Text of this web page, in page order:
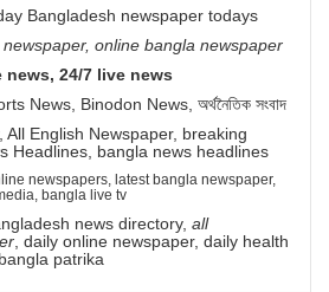
Bangladesh newspaper todays
online bangla newspaper
24/7 live news
News, Binodon News, অর্থনৈতিক সংবাদ
All English Newspaper, breaking
Headlines, bangla news headlines
newspapers, latest bangla newspaper,
bangla live tv
news directory, all
, daily online newspaper, daily health
patrika